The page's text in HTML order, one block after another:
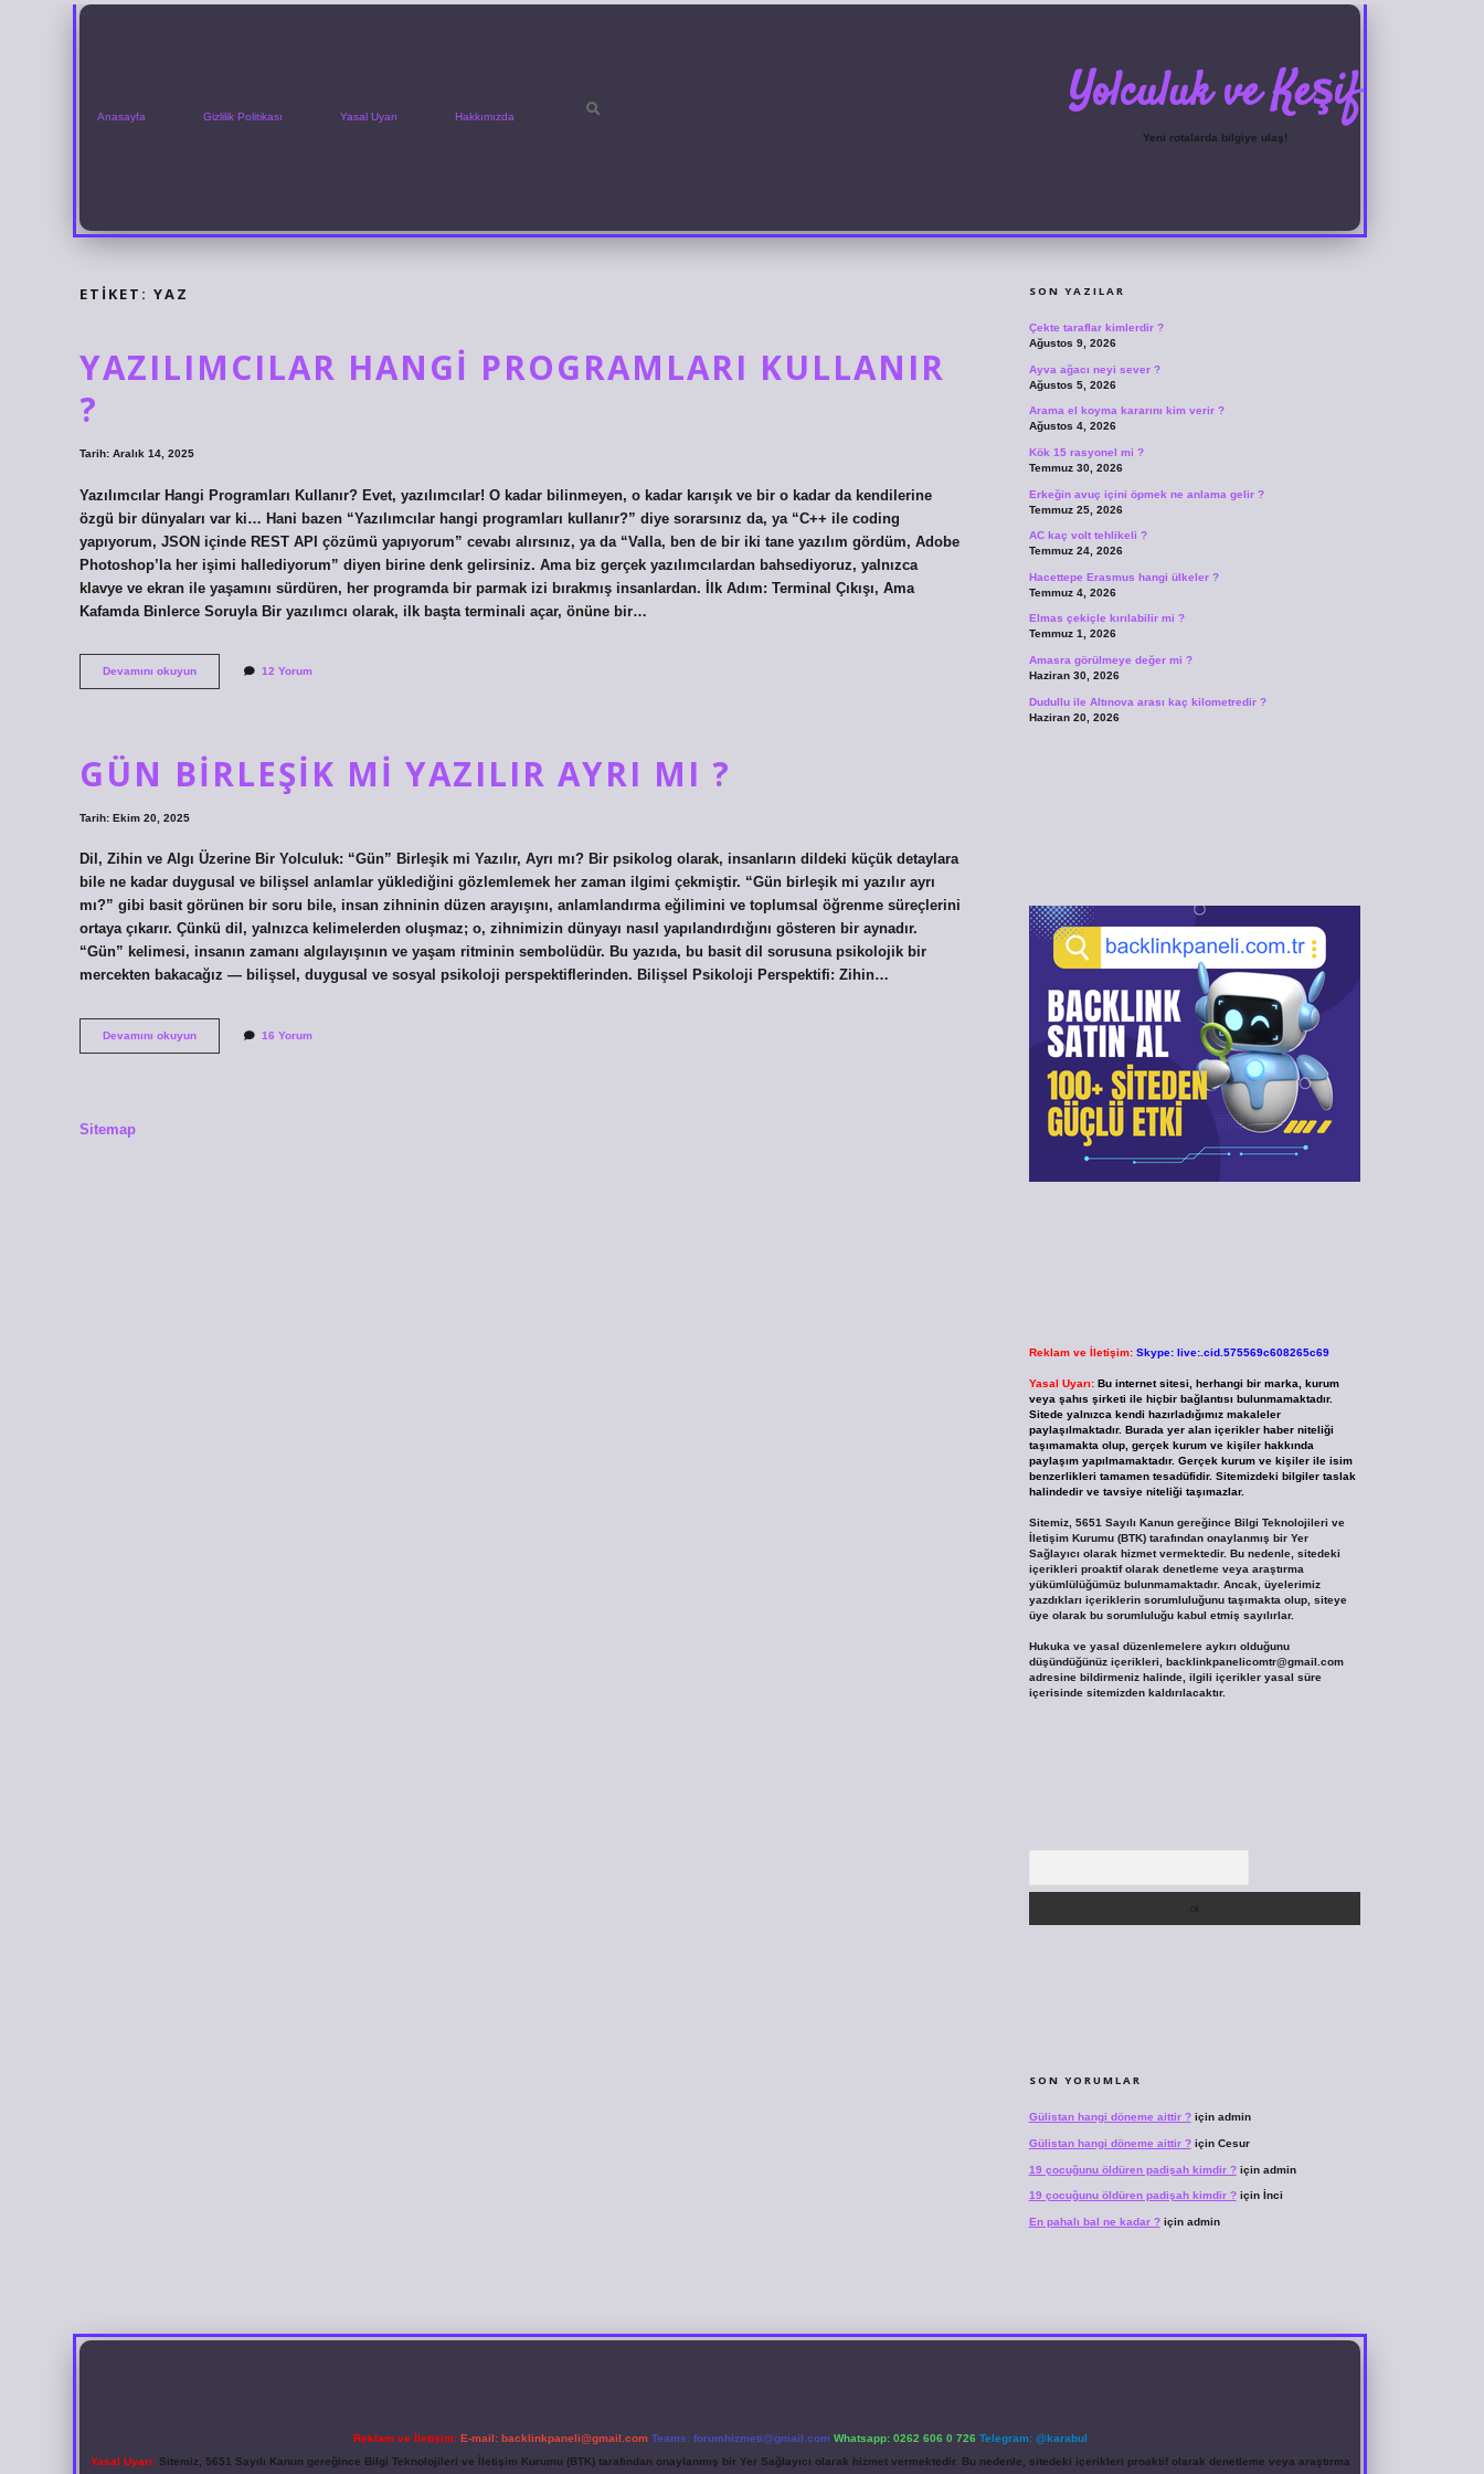
Anasayfa Gizlilik Politikası Yasal Uyarı Hakkımızda Yolculuk ve Keşif
Yeni rotalarda bilgiye ulaş!
ETIKET: YAZ
YAZILIMCILAR HANGI PROGRAMLARI KULLANIR
?
Tarih: Aralık 14, 2025
Yazılımcılar Hangi Programları Kullanır? Evet, yazılımcılar! O kadar bilinmeyen, o kadar karışık ve bir o kadar da kendilerine
özgü bir dünyaları var ki… Hani bazen “Yazılımcılar hangi programları kullanır?” diye sorarsınız da, ya “C++ ile coding
yapıyorum, JSON içinde REST API çözümü yapıyorum” cevabı alırsınız, ya da “Valla, ben de bir iki tane yazılım gördüm, Adobe
Photoshop’la her işimi hallediyorum” diyen birine denk gelirsiniz. Ama biz gerçek yazılımcılardan bahsediyoruz, yalnızca
klavye ve ekran ile yaşamını sürdüren, her programda bir parmak izi bırakmış insanlardan. İlk Adım: Terminal Çıkışı, Ama
Kafamda Binlerce Soruyla Bir yazılımcı olarak, ilk başta terminali açar, önüne bir…
Devamını okuyunYazılımcılar
hangi
12 Yorum
GÜN BIRLEŞIK MI YAZILIR AYRI MI ?
Tarih: Ekim 20, 2025
Dil, Zihin ve Algı Üzerine Bir Yolculuk: “Gün” Birleşik mi Yazılır, Ayrı mı? Bir psikolog olarak, insanların dildeki küçük detaylara
bile ne kadar duygusal ve bilişsel anlamlar yüklediğini gözlemlemek her zaman ilgimi çekmiştir. “Gün birleşik mi yazılır ayrı
mı?” gibi basit görünen bir soru bile, insan zihninin düzen arayışını, anlamlandırma eğilimini ve toplumsal öğrenme süreçlerini
ortaya çıkarır. Çünkü dil, yalnızca kelimelerden oluşmaz; o, zihnimizin dünyayı nasıl yapılandırdığını gösteren bir aynadır.
“Gün” kelimesi, insanın zamanı algılayışının ve yaşam ritminin sembolüdür. Bu yazıda, bu basit dil sorusuna psikolojik bir
mercekten bakacağız — bilişsel, duygusal ve sosyal psikoloji perspektiflerinden. Bilişsel Psikoloji Perspektifi: Zihin…
Devamını okuyunGün
16 Yorum
Sitemap
SIDEBAR
SON YAZILAR
Çekte taraflar kimlerdir ?
Ağustos 9, 2026
Ayva ağacı neyi sever ?
Ağustos 5, 2026
Arama el koyma kararını kim verir ?
Ağustos 4, 2026
Kök 15 rasyonel mi ?
Temmuz 30, 2026
Erkeğin avuç içini öpmek ne anlama gelir ?
Temmuz 25, 2026
AC kaç volt tehlikeli ?
Temmuz 24, 2026
Hacettepe Erasmus hangi ülkeler ?
Temmuz 4, 2026
Elmas çekiçle kırılabilir mi ?
Temmuz 1, 2026
Amasra görülmeye değer mi ?
Haziran 30, 2026
Dudullu ile Altınova arası kaç kilometredir ?
Haziran 20, 2026
Reklam ve İletişim: Skype: live:.cid.575569c608265c69
Yasal Uyarı: Bu internet sitesi, herhangi bir marka, kurum
veya şahıs şirketi ile hiçbir bağlantısı bulunmamaktadır.
Sitede yalnızca kendi hazırladığımız makaleler
paylaşılmaktadır. Burada yer alan içerikler haber niteliği
taşımamakta olup, gerçek kurum ve kişiler hakkında
paylaşım yapılmamaktadır. Gerçek kurum ve kişiler ile isim
benzerlikleri tamamen tesadüfidir. Sitemizdeki bilgiler taslak
halindedir ve tavsiye niteliği taşımazlar.
Sitemiz, 5651 Sayılı Kanun gereğince Bilgi Teknolojileri ve
İletişim Kurumu (BTK) tarafından onaylanmış bir Yer
Sağlayıcı olarak hizmet vermektedir. Bu nedenle, sitedeki
içerikleri proaktif olarak denetleme veya araştırma
yükümlülüğümüz bulunmamaktadır. Ancak, üyelerimiz
yazdıkları içeriklerin sorumluluğunu taşımakta olup, siteye
üye olarak bu sorumluluğu kabul etmiş sayılırlar.
Hukuka ve yasal düzenlemelere aykırı olduğunu
düşündüğünüz içerikleri, backlinkpanelicomtr@gmail.com
adresine bildirmeniz halinde, ilgili içerikler yasal süre
içerisinde sitemizden kaldırılacaktır.
SON YORUMLAR
Gülistan hangi döneme aittir ?için admin
Gülistan hangi döneme aittir ?için Cesur
19 çocuğunu öldüren padişah kimdir ?için admin
19 çocuğunu öldüren padişah kimdir ?için İnci
En pahalı bal ne kadar ?için admin
grandoperabetilbetgir.netbetexper girişbetexper yeni giriş
Reklam ve İletişim: E-mail: backlinkpaneli@gmail.com Teams: forumhizmeti@gmail.com Whatsapp: 0262 606 0 726 Telegram: @karabul
Yasal Uyarı:Sitemiz, 5651 Sayılı Kanun gereğince Bilgi Teknolojileri ve İletişim Kurumu (BTK) tarafından onaylanmış bir Yer Sağlayıcı olarak hizmet vermektedir. Bu nedenle, sitedeki içerikleri proaktif olarak denetleme veya araştırma